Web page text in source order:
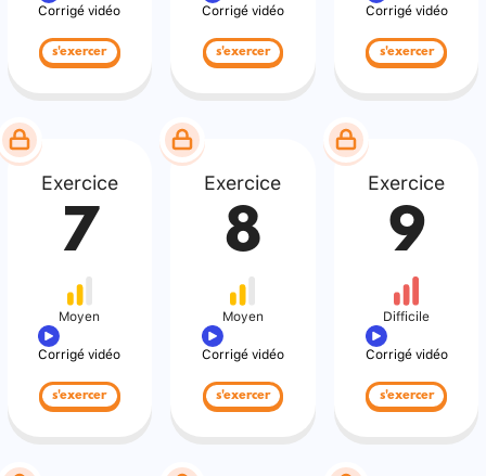
Corrigé vidéo
s'exercer
Corrigé vidéo
s'exercer
Corrigé vidéo
s'exercer
Exercice
7
Moyen
Corrigé vidéo
s'exercer
Exercice
8
Moyen
Corrigé vidéo
s'exercer
Exercice
9
Difficile
Corrigé vidéo
s'exercer